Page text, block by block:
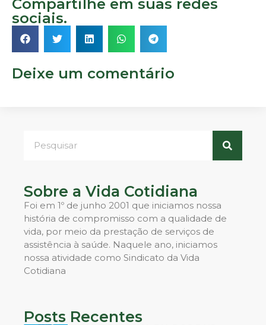
Compartilhe em suas redes
sociais.
Deixe um comentário
Sobre a Vida Cotidiana
Foi em 1º de junho 2001 que iniciamos nossa
história de compromisso com a qualidade de
vida, por meio da prestação de serviços de
assistência à saúde. Naquele ano, iniciamos
nossa atividade como Sindicato da Vida
Cotidiana
Posts Recentes